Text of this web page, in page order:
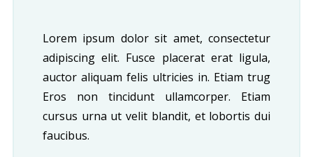
Lorem ipsum dolor sit amet, consectetur
adipiscing elit. Fusce placerat erat ligula,
auctor aliquam felis ultricies in. Etiam trug
Eros non tincidunt ullamcorper. Etiam
cursus urna ut velit blandit, et lobortis dui
faucibus.